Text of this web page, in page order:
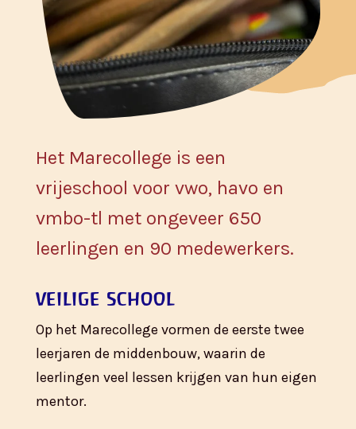
Het Marecollege is een
vrijeschool voor vwo, havo en
vmbo-tl met ongeveer 650
leerlingen en 90 medewerkers.
veilige school
Op het Marecollege vormen de eerste twee
leerjaren de middenbouw, waarin de
leerlingen veel lessen krijgen van hun eigen
mentor.